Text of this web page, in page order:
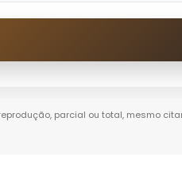
parcial ou total, mesmo